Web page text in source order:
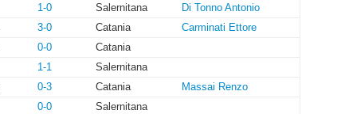
1-0 Salernitana
Di Tonno Antonio
3-0 Catania
Carminati Ettore
0-0
Catania
1-1
Salernitana
0-3 Catania
Massai Renzo
0-0
Salernitana